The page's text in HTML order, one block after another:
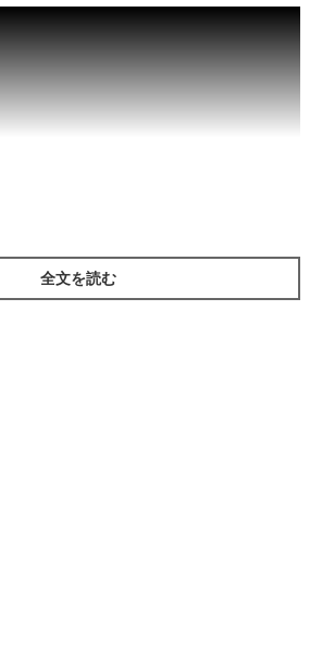
布団が大好き。ベッドに甘えに来て寛ぐ姿
全文を読む